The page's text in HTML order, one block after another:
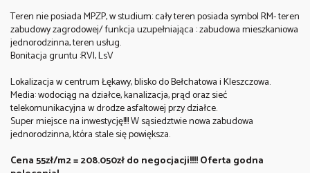
Teren nie posiada MPZP, w studium: cały teren posiada symbol RM- teren
zabudowy zagrodowej/ funkcja uzupełniająca : zabudowa mieszkaniowa
jednorodzinna, teren usług.
Bonitacja gruntu :RVI, LsV
Lokalizacja w centrum Łękawy, blisko do Bełchatowa i Kleszczowa.
Media: wodociąg na działce, kanalizacja, prąd oraz sieć
telekomunikacyjna w drodze asfaltowej przy działce.
Super miejsce na inwestycję!!!! W sąsiedztwie nowa zabudowa
jednorodzinna, która stale się powiększa.
Cena 55zł/m2 = 208.050zł do negocjacji!!!! Oferta godna